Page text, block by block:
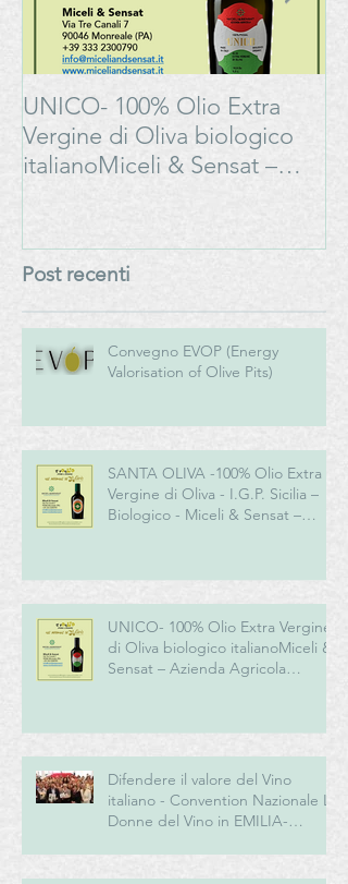
UNICO- 100% Olio Extra
Vergine di Oliva biologico
italianoMiceli & Sensat –
Post recenti
Convegno EVOP (Energy
Valorisation of Olive Pits)
SANTA OLIVA -100% Olio Extra
Vergine di Oliva - I.G.P. Sicilia –
Biologico - Miceli & Sensat –
UNICO- 100% Olio Extra Vergine
di Oliva biologico italianoMiceli &
Sensat – Azienda Agricola
Difendere il valore del Vino
italiano - Convention Nazionale Le
Donne del Vino in EMILIA-